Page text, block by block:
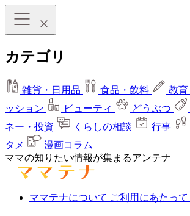
カテゴリ
雑貨・日用品 食品・飲料 教育
ッション
ビューティ どうぶつ
ネー・投資
くらしの相談 行事
タメ
漫画コラム
ママの知りたい情報が集まるアンテナ
ママテナについて ご利用にあたって